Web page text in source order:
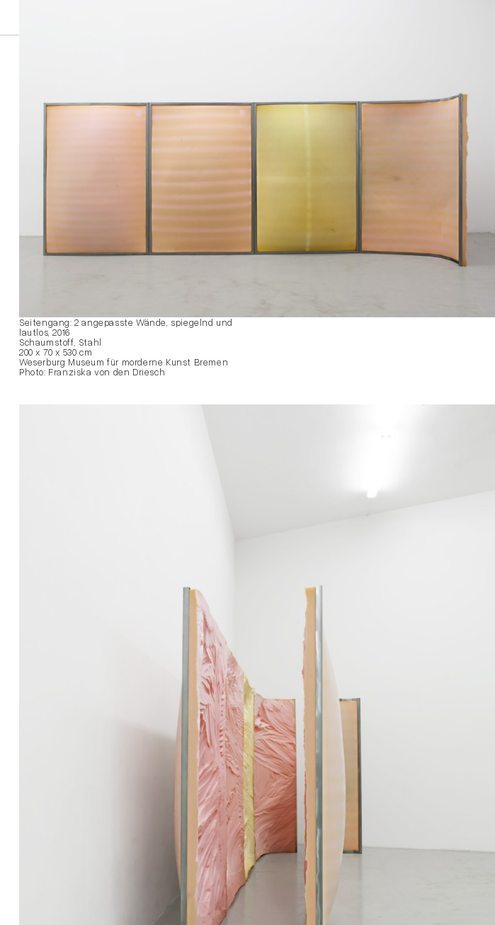
Seitengang: 2 angepasste Wände, spiegelnd und
lautlos, 2016
Schaumstoff, Stahl
200 x 70 x 530 cm
Weserburg Museum für morderne Kunst Bremen
Photo: Franziska von den Driesch